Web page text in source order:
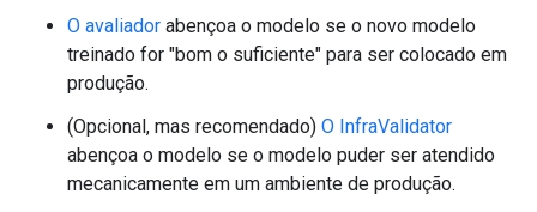
O avaliador abençoa o modelo se o novo modelo
treinado for "bom o suficiente" para ser colocado em
produção.
(Opcional, mas recomendado) O InfraValidator
abençoa o modelo se o modelo puder ser atendido
mecanicamente em um ambiente de produção.